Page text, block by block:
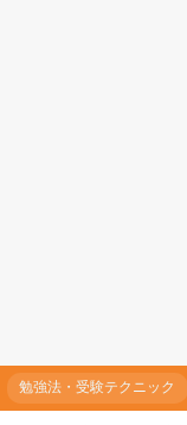
勉強法・受験テクニック